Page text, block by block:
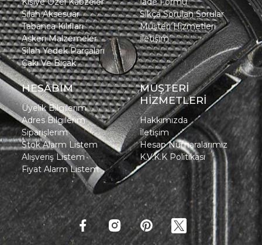
Silah Aksesuar
Tabanca Kılıfları
Askeri Malzemeler
Silah Yedek Parçaları
Çakı Ve Bıçak
Sıkça Sorulan Sorular
Müşteri Hizmetleri
İletişim
HESABIM
Üyelik Bilgilerim
Adres Bilgilerim
Siparişlerim
Stok Alarm Listem
Alışveriş Listem
Fiyat Alarm Listem
MÜŞTERİ
HİZMETLERİ
Hakkımızda
İletişim
Hesap Numaralarımız
K.V.K.K Politikası